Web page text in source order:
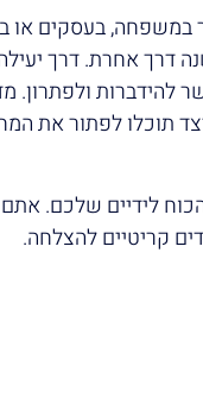
בעסקים או
דרך אחרת. דרך
להידברות ולפתרון.
תוכלו לפתור את
לידיים שלכם.
קריטיים להצלחה.